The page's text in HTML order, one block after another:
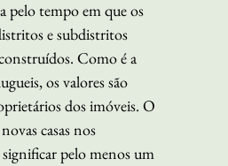
pelo tempo em que os
e subdistritos
Como é a
os valores são
dos imóveis. O
casas nos
pelo menos um